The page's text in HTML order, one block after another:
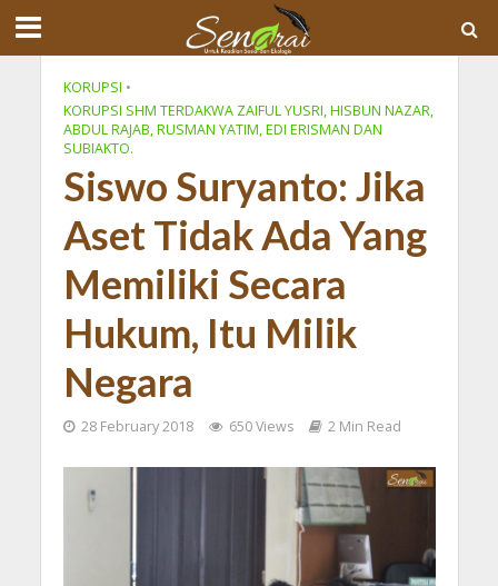
KORUPSI •
KORUPSI SHM TERDAKWA ZAIFUL YUSRI, HISBUN NAZAR,
ABDUL RAJAB, RUSMAN YATIM, EDI ERISMAN DAN
SUBIAKTO.
Siswo Suryanto: Jika
Aset Tidak Ada Yang
Memiliki Secara
Hukum, Itu Milik
Negara
28 February 2018 650 Views 2 Min Read